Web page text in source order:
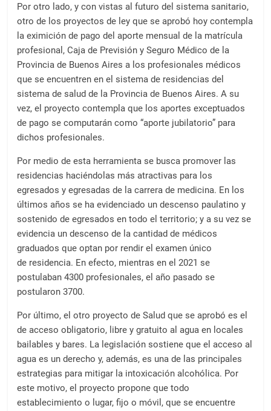
Por otro lado, y con vistas al futuro del sistema sanitario,
otro de los proyectos de ley que se aprobó hoy contempla
la eximición de pago del aporte mensual de la matrícula
profesional, Caja de Previsión y Seguro Médico de la
Provincia de Buenos Aires a los profesionales médicos
que se encuentren en el sistema de residencias del
sistema de salud de la Provincia de Buenos Aires. A su
vez, el proyecto contempla que los aportes exceptuados
de pago se computarán como “aporte jubilatorio” para
dichos profesionales.
Por medio de esta herramienta se busca promover las
residencias haciéndolas más atractivas para los
egresados y egresadas de la carrera de medicina. En los
últimos años se ha evidenciado un descenso paulatino y
sostenido de egresados en todo el territorio; y a su vez se
evidencia un descenso de la cantidad de médicos
graduados que optan por rendir el examen único
de residencia. En efecto, mientras en el 2021 se
postulaban 4300 profesionales, el año pasado se
postularon 3700.
Por último, el otro proyecto de Salud que se aprobó es el
de acceso obligatorio, libre y gratuito al agua en locales
bailables y bares. La legislación sostiene que el acceso al
agua es un derecho y, además, es una de las principales
estrategias para mitigar la intoxicación alcohólica. Por
este motivo, el proyecto propone que todo
establecimiento o lugar, fijo o móvil, que se encuentre